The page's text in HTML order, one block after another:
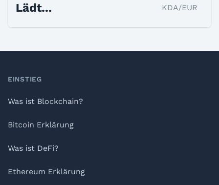
Lädt... KDA/EUR
Footer
EINSTIEG
Was ist Blockchain?
Bitcoin Erklärung
Was ist DeFi?
Ethereum Erklärung